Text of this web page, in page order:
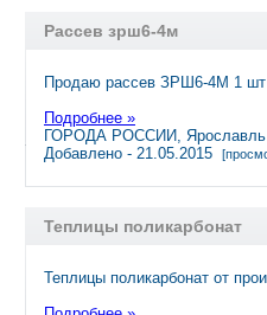
Рассев зрш6-4м
Продаю рассев ЗРШ6-4М 1
Подробнее »
ГОРОДА РОССИИ, Ярославль
Добавлено - 21.05.2015
Теплицы поликарбонат
Теплицы поликарбонат от